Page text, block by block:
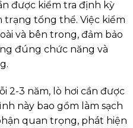
được kiểm tra định kỳ
trạng tổng thể. Việc kiểm
và bên trong, đảm bảo
đúng chức năng và
2-3 năm, lò hơi cần được
này bao gồm làm sạch
quan trọng, phát hiện